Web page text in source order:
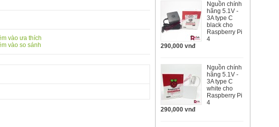
Nguồn chính
hãng 5.1V -
3A type C
black cho
Raspberry Pi
4
290,000 vnđ
Nguồn chính
hãng 5.1V -
3A type C
white cho
Raspberry Pi
4
290,000 vnđ
vào ưa thích
vào so sánh